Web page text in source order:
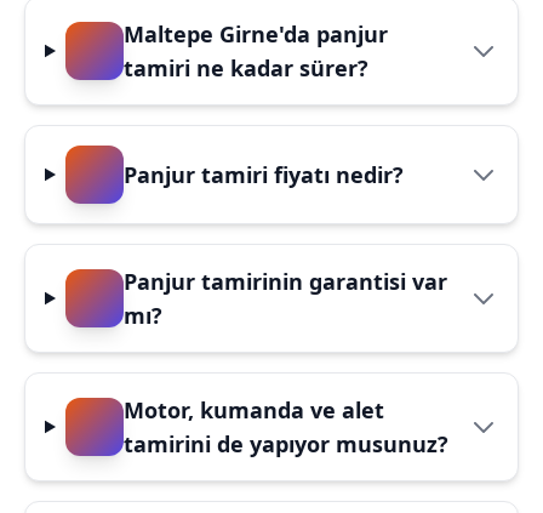
Maltepe Girne'da panjur
tamiri ne kadar sürer?
Panjur tamiri fiyatı nedir?
Panjur tamirinin garantisi var
mı?
Motor, kumanda ve alet
tamirini de yapıyor musunuz?